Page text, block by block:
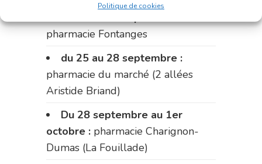
Politique de cookies
pharmacie Fontanges
du 25 au 28 septembre :
pharmacie du marché (2 allées
Aristide Briand)
Du 28 septembre au 1er
octobre : pharmacie Charignon-
Dumas (La Fouillade)